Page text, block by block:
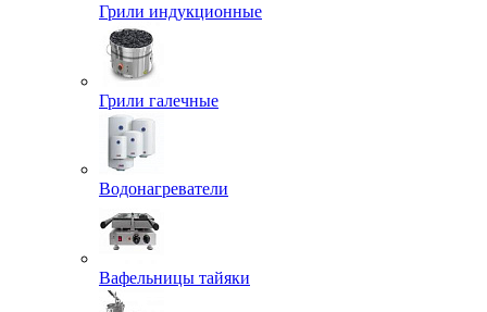
Грили индукционные
Грили галечные
Водонагреватели
Вафельницы тайяки